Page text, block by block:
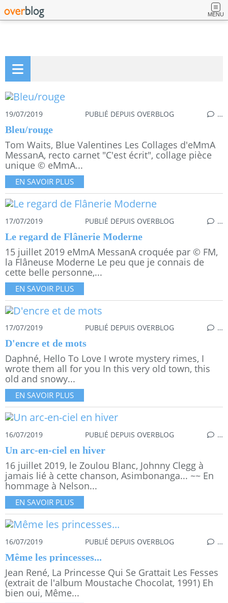
MENU
19/07/2019 PUBLIÉ DEPUIS OVERBLOG …
Bleu/rouge
Tom Waits, Blue Valentines Les Collages d'eMmA
MessanA, recto carnet "C'est écrit", collage pièce
unique © eMmA...
EN SAVOIR PLUS
17/07/2019 PUBLIÉ DEPUIS OVERBLOG …
Le regard de Flânerie Moderne
15 juillet 2019 eMmA MessanA croquée par © FM,
la Flâneuse Moderne Le peu que je connais de
cette belle personne,...
EN SAVOIR PLUS
17/07/2019 PUBLIÉ DEPUIS OVERBLOG …
D'encre et de mots
Daphné, Hello To Love I wrote mystery rimes, I
wrote them all for you In this very old town, this
old and snowy...
EN SAVOIR PLUS
16/07/2019 PUBLIÉ DEPUIS OVERBLOG …
Un arc-en-ciel en hiver
16 juillet 2019, le Zoulou Blanc, Johnny Clegg à
jamais lié à cette chanson, Asimbonanga... ~~ En
hommage à Nelson...
EN SAVOIR PLUS
16/07/2019 PUBLIÉ DEPUIS OVERBLOG …
Même les princesses...
Jean René, La Princesse Qui Se Grattait Les Fesses
(extrait de l'album Moustache Chocolat, 1991) Eh
bien oui, Même...